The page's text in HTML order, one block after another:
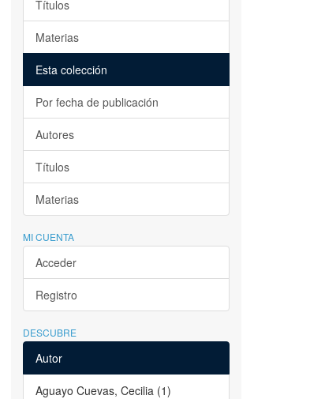
Títulos
Materias
Esta colección
Por fecha de publicación
Autores
Títulos
Materias
MI CUENTA
Acceder
Registro
DESCUBRE
Autor
Aguayo Cuevas, Cecilia (1)